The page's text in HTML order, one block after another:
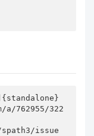
762955/322
issue